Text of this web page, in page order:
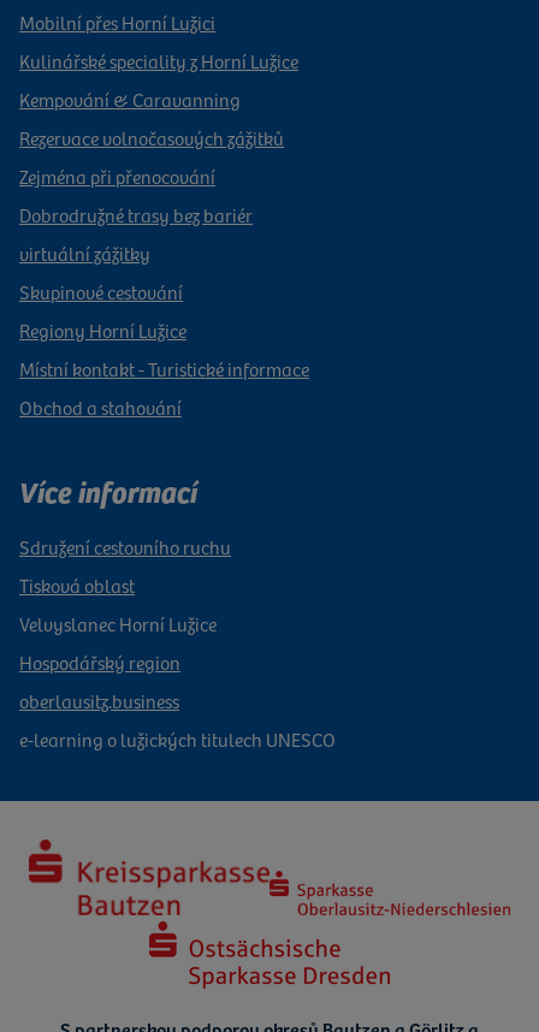
Mobilní přes Horní Lužici
Kulinářské speciality z Horní Lužice
Kempování & Caravanning
Rezervace volnočasových zážitků
Zejména při přenocování
Dobrodružné trasy bez bariér
virtuální zážitky
Skupinové cestování
Regiony Horní Lužice
Místní kontakt - Turistické informace
Obchod a stahování
Více informací
Sdružení cestovního ruchu
Tisková oblast
Velvyslanec Horní Lužice
Hospodářský region
oberlausitz.business
e-learning o lužických titulech UNESCO